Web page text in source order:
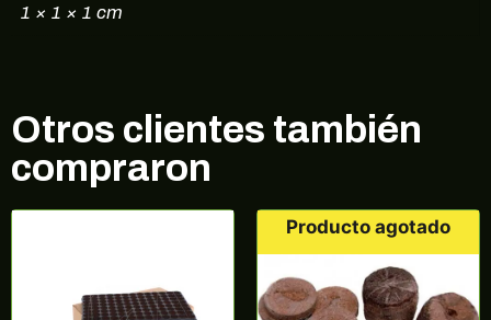
1 × 1 × 1 cm
Otros clientes también
compraron
Producto agotado
¡10% DE DESCUENTO EN TU
PRÓXIMA COMPRA!